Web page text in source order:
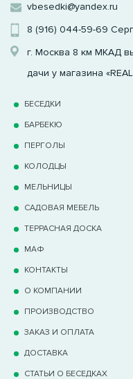
vbesedki@yandex.ru
8 (916) 044-59-69
г. Москва 8 км МКАД
дачи у магазина
БЕСЕДКИ
БАРБЕКЮ
ПЕРГОЛЫ
КОЛОДЦЫ
МЕЛЬНИЦЫ
САДОВАЯ МЕБЕЛЬ
ТЕРРАCНАЯ ДОСКА
МАФ
КОНТАКТЫ
О КОМПАНИИ
ПРОИЗВОДСТВО
ЗАКАЗ И ОПЛАТА
ДОСТАВКА
СТАТЬИ О БЕСЕДКАХ